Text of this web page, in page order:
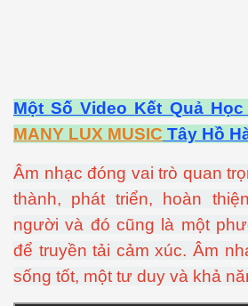
Một Số Video Kết Quả
MANY LUX MUSIC Tây Hồ
Âm nhạc đóng vai trò quan
thành, phát triển, hoàn
người và đó cũng là một
để truyền tải cảm xúc. Âm
sống tốt, một tư duy và khả